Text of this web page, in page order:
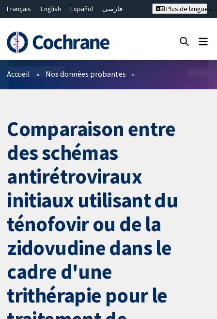
Français English Español
فارسی
Bahasa Malaysia
ไทย
繁體中文
简体中文
Plus de langues
Filtres
Accueil Nos données probantes
Comparaison entre
des schémas
antirétroviraux
initiaux utilisant du
ténofovir ou de la
zidovudine dans le
cadre d'une
trithérapie pour le